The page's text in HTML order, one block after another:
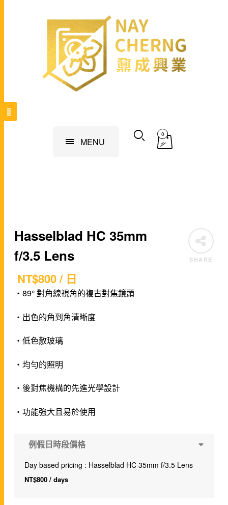
MENU
0
SHARE
Hasselblad HC 35mm
f/3.5 Lens
NT$800/ 日
・89° 對角線視角的複古對焦鏡頭
・出色的角到角清晰度
・低色散玻璃
・均勻的照明
・後對焦機構的先進光學設計
・功能強大且易於使用
例假日時段價格
Day based pricing : Hasselblad HC 35mm f/3.5 Lens
NT$800 / days